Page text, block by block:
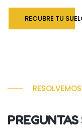
RECUBRE TU